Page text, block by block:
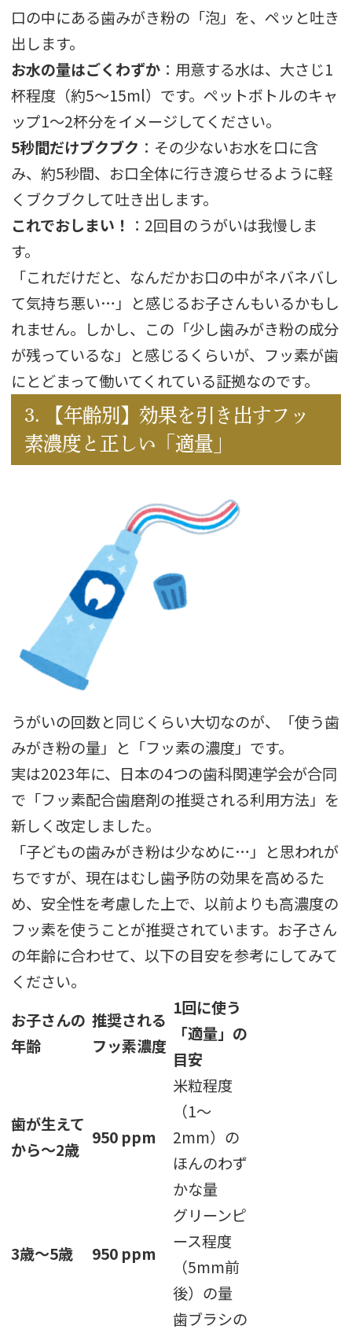
口の中にある歯みがき粉の「泡」を、ペッと吐き
出します。
お水の量はごくわずか ：用意する水は、大さじ1
杯程度（約5〜15ml）です。ペットボトルのキャ
ップ1〜2杯分をイメージしてください。
5秒間だけブクブク ：その少ないお水を口に含
み、約5秒間、お口全体に行き渡らせるように軽
くブクブクして吐き出します。
これでおしまい！ ：2回目のうがいは我慢しま
す。
「これだけだと、なんだかお口の中がネバネバし
て気持ち悪い…」と感じるお子さんもいるかもし
れません。しかし、この「少し歯みがき粉の成分
が残っているな」と感じるくらいが、フッ素が歯
にとどまって働いてくれている証拠なのです。
3. 【年齢別】効果を引き出すフッ
素濃度と正しい「適量」
うがいの回数と同じくらい大切なのが、「使う歯
みがき粉の量」と「フッ素の濃度」です。
実は2023年に、日本の4つの歯科関連学会が合同
で「フッ素配合歯磨剤の推奨される利用方法」を
新しく改定しました。
「子どもの歯みがき粉は少なめに…」と思われが
ちですが、現在はむし歯予防の効果を高めるた
め、安全性を考慮した上で、以前よりも高濃度の
フッ素を使うことが推奨されています。お子さん
の年齢に合わせて、以下の目安を参考にしてみて
ください。
お子さんの
年齢
推奨される
フッ素濃度
1回に使う
「適量」の
目安
歯が生えて
から〜2歳
950 ppm
米粒程度
（1〜
2mm）の
ほんのわず
かな量
3歳〜5歳 950 ppm
グリーンピ
ース程度
（5mm前
後）の量
歯ブラシの